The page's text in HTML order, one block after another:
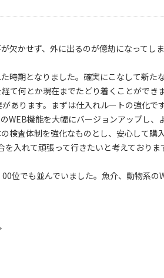
欠かせず、外に出るのが億劫になってし
時期となりました。確実にこなして新た
て何とか現在までたどり着くことができま
あります。まずは仕入れルートの強化で
WEB機能を大幅にバージョンアップし、
検査体制を強化なものとし、安心して購
入れて頑張って行きたいと考えておりま
位でも並んでいました。魚介、動物系の